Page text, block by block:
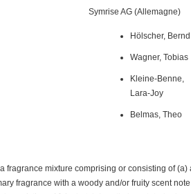
Symrise AG (Allemagne)
Hölscher, Bernd
Wagner, Tobias
Kleine-Benne,
Lara-Joy
Belmas, Theo
fragrance mixture comprising or consisting of (a)
fragrance with a woody and/or fruity scent